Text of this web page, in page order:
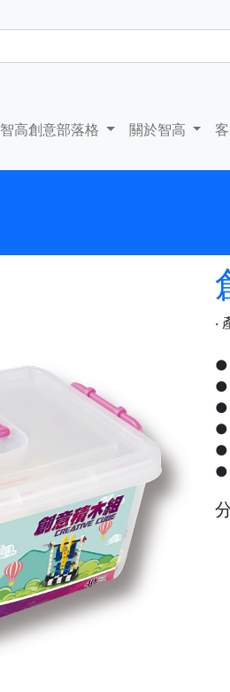
智高創意部落格 關於智高
‧
●
●
●
●
●
●